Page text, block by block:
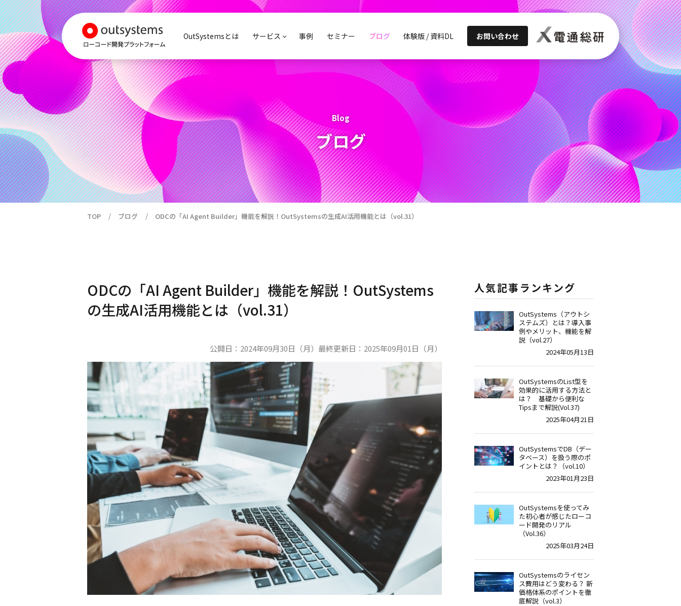
OutSystemsとは サービス 事例 セミナー ブログ 体験版 / 資料DL お問い合わせ
Blog
ブログ
TOP ブログ ODCの「AI Agent Builder」機能を解説！OutSystemsの生成AI活用機能とは（vol.31）
ODCの「AI Agent Builder」機能を解説！OutSystems
の生成AI活用機能とは（vol.31）
公開日： 2024年09月30日（月） 最終更新日： 2025年09月01日（月）
人気記事ランキング
OutSystems（アウトシ
ステムズ）とは？導入事
例やメリット、機能を解
説（vol.27）
2024年05月13日
OutSystemsのList型を
効果的に活用する方法と
は？ 基礎から便利な
Tipsまで解説(Vol.37)
2025年04月21日
OutSystemsでDB（デー
タベース）を扱う際のポ
イントとは？（vol.10）
2023年01月23日
OutSystemsを使ってみ
た初心者が感じたローコ
ード開発のリアル
（Vol.36）
2025年03月24日
OutSystemsのライセン
ス費用はどう変わる？ 新
価格体系のポイントを徹
底解説（vol.3）